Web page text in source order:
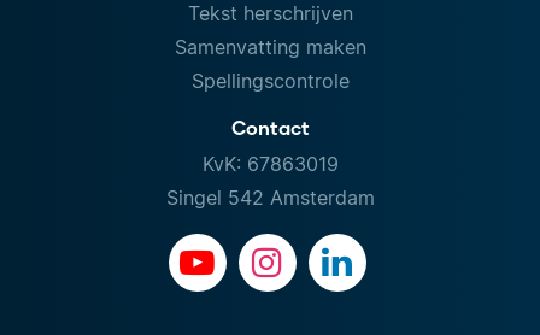
Tekst herschrijven
Samenvatting maken
Spellingscontrole
Contact
KvK: 67863019
Singel 542 Amsterdam